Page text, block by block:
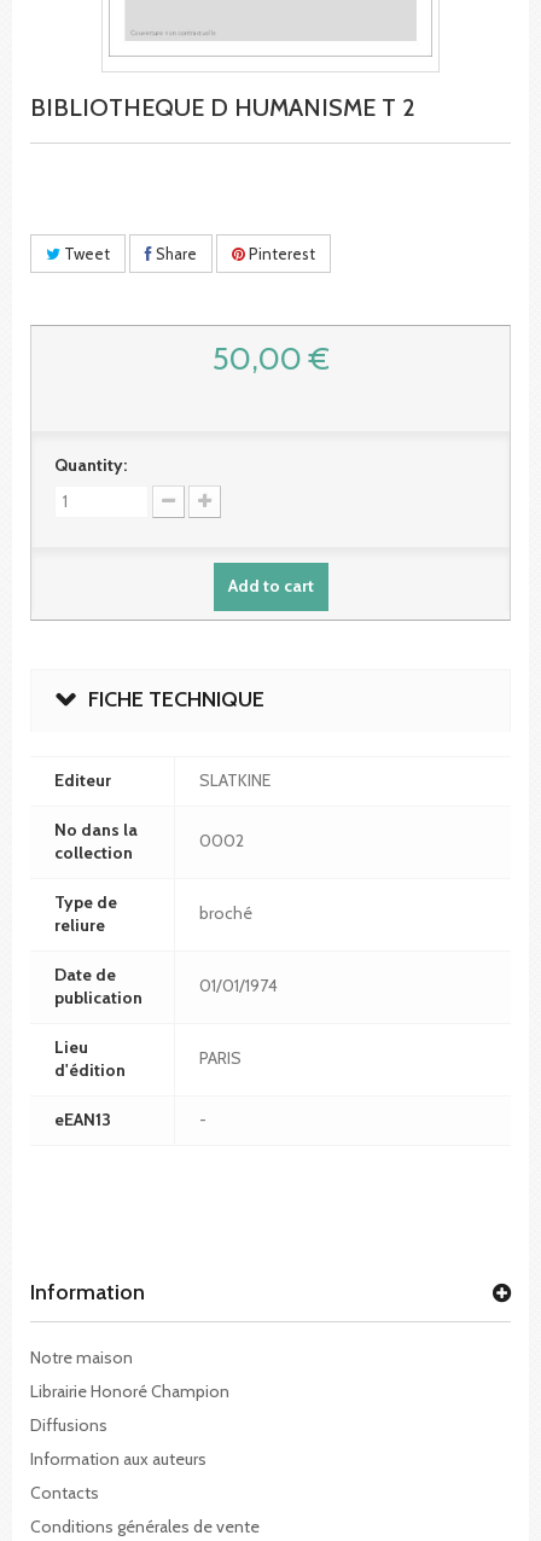
BIBLIOTHEQUE D HUMANISME T 2
Tweet Share Pinterest
50,00 €
Quantity:
Add to cart
FICHE TECHNIQUE
Editeur SLATKINE
No dans la
collection
0002
Type de
reliure
broché
Date de
publication
01/01/1974
Lieu
d'édition
PARIS
eEAN13 -
Information
Notre maison
Librairie Honoré Champion
Diffusions
Information aux auteurs
Contacts
Conditions générales de vente